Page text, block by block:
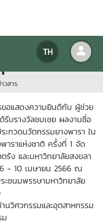
TH
าติด้าน
วสาร
ขอแสดงความยินดีกับ ผู้ช่วย
บรางวัลชมเชย ผลงานชื่อ
กวดนวัตกรรมยางพารา ใน
าราแห่งชาติ ครั้งที่ 1 จัด
รัง และมหาวิทยาลัยสงขลา
- 10 เมษายน 2566 ณ
ะชนมพรรษามหาวิทยาลัย
วิศวกรรมและอุตสาหกรรม
ม